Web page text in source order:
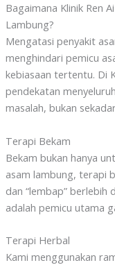
Bagaimana Klinik Ren
Lambung?
Mengatasi penyakit
menghindari pemicu
kebiasaan tertentu. Di
pendekatan
masalah, bukan
Terapi Bekam
Bekam bukan hanya
asam lambung, terapi
dan “lembap”
adalah pemicu utama
Terapi Herbal
Kami menggunakan